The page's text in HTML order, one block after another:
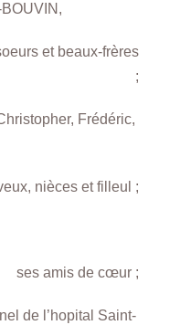
et beaux-frères
;
Frédéric,
nièces et filleul ;
ses amis de cœur ;
de l’hopital Saint-